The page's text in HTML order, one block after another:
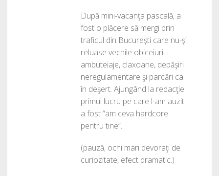
După mini-vacanţa pascală, a
fost o plăcere să mergi prin
traficul din Bucureşti care nu-şi
reluase vechile obiceiuri –
ambuteiaje, claxoane, depăşiri
neregulamentare şi parcări ca
în deşert. Ajungând la redacţie
primul lucru pe care l-am auzit
a fost “am ceva hardcore
pentru tine”.
(pauză, ochi mari devoraţi de
curiozitate, efect dramatic.)